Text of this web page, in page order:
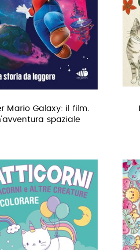
Mario Galaxy: il film.
spaziale